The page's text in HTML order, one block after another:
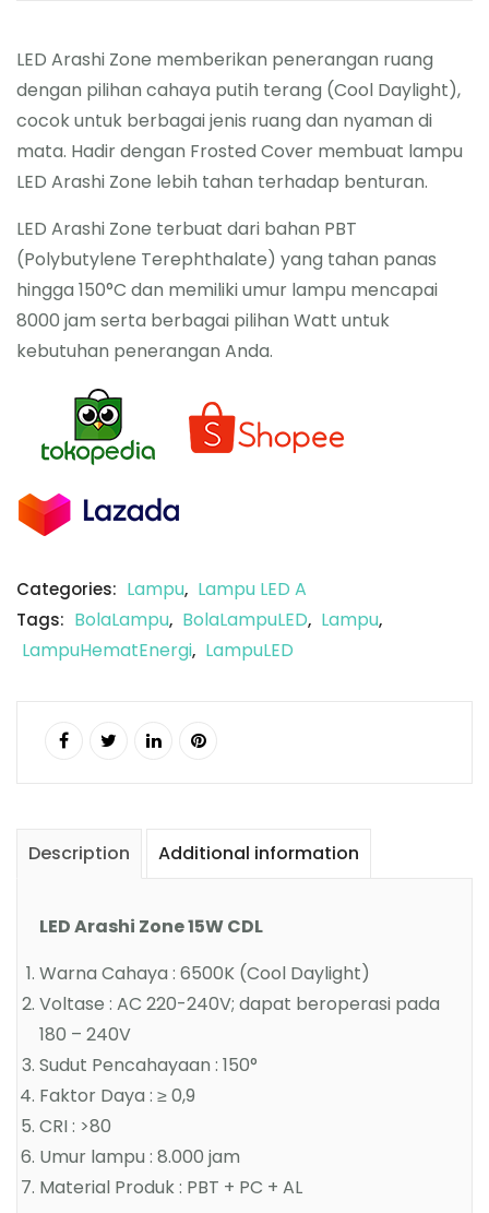
LED Arashi Zone memberikan penerangan ruang
dengan pilihan cahaya putih terang (Cool Daylight),
cocok untuk berbagai jenis ruang dan nyaman di
mata. Hadir dengan Frosted Cover membuat lampu
LED Arashi Zone lebih tahan terhadap benturan.
LED Arashi Zone terbuat dari bahan PBT
(Polybutylene Terephthalate) yang tahan panas
hingga 150°C dan memiliki umur lampu mencapai
8000 jam serta berbagai pilihan Watt untuk
kebutuhan penerangan Anda.
Categories: Lampu, Lampu LED A
Tags: BolaLampu, BolaLampuLED, Lampu,
LampuHematEnergi, LampuLED
Description Additional information
LED Arashi Zone 15W CDL
Warna Cahaya : 6500K (Cool Daylight)
Voltase : AC 220-240V; dapat beroperasi pada
180 – 240V
Sudut Pencahayaan : 150°
Faktor Daya : ≥ 0,9
CRI : >80
Umur lampu : 8.000 jam
Material Produk : PBT + PC + AL